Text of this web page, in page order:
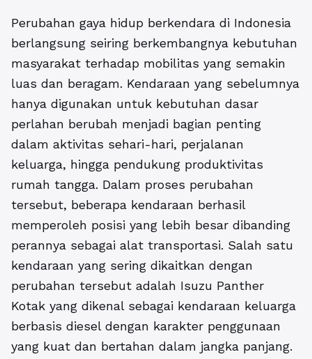
Perubahan gaya hidup berkendara di Indonesia
berlangsung seiring berkembangnya kebutuhan
masyarakat terhadap mobilitas yang semakin
luas dan beragam. Kendaraan yang sebelumnya
hanya digunakan untuk kebutuhan dasar
perlahan berubah menjadi bagian penting
dalam aktivitas sehari-hari, perjalanan
keluarga, hingga pendukung produktivitas
rumah tangga. Dalam proses perubahan
tersebut, beberapa kendaraan berhasil
memperoleh posisi yang lebih besar dibanding
perannya sebagai alat transportasi. Salah satu
kendaraan yang sering dikaitkan dengan
perubahan tersebut adalah Isuzu Panther
Kotak yang dikenal sebagai kendaraan keluarga
berbasis diesel dengan karakter penggunaan
yang kuat dan bertahan dalam jangka panjang.